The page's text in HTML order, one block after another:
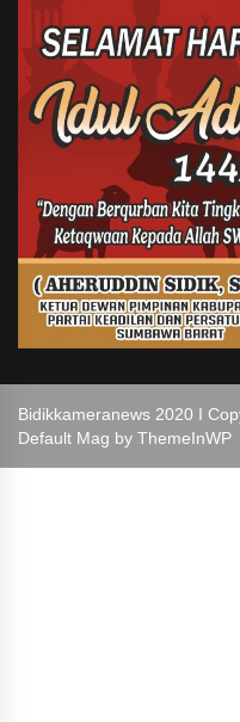
Bidikkameranews 2020 I
Default Mag by ThemeInWP